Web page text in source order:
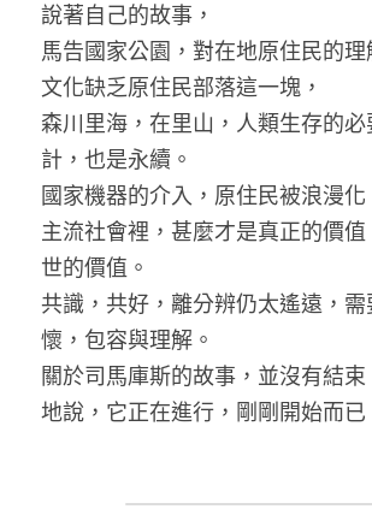
說著自己的故事，
馬告國家公園，對在地原住民的
文化缺乏原住民部落這一塊，
森川里海，在里山，人類生存的
計，也是永續。
國家機器的介入，原住民被浪漫
主流社會裡，甚麼才是真正的價
世的價值。
共識，共好，離分辨仍太遙遠，
懷，包容與理解。
關於司馬庫斯的故事，並沒有結
地說，它正在進行，剛剛開始而已